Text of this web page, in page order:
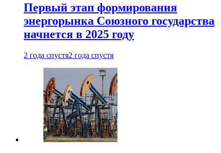
Первый этап формирования
энергорынка Союзного государства
начнется в 2025 году
2 года спустя2 года спустя